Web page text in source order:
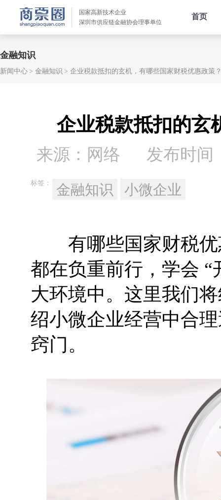
国家高新技术企业
深圳市供应链金融协会理事单位
首页
金融知识
新闻中心 金融知识 企业税款抵扣的玄机，有哪些国家财税优惠政策
企业税款抵扣的玄
来源：网络 发布时间
标签： 金融知识 小微企业
有哪些国家财税优
都在负重前行，学会
大环境中。这里我们
绍小微企业经营中合
窍门。